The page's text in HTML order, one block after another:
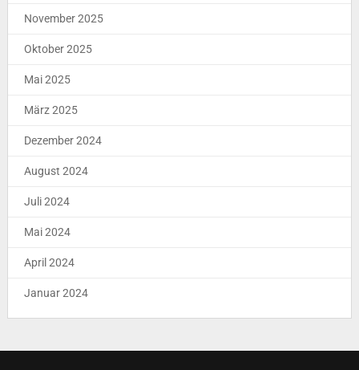
November 2025
Oktober 2025
Mai 2025
März 2025
Dezember 2024
August 2024
Juli 2024
Mai 2024
April 2024
Januar 2024